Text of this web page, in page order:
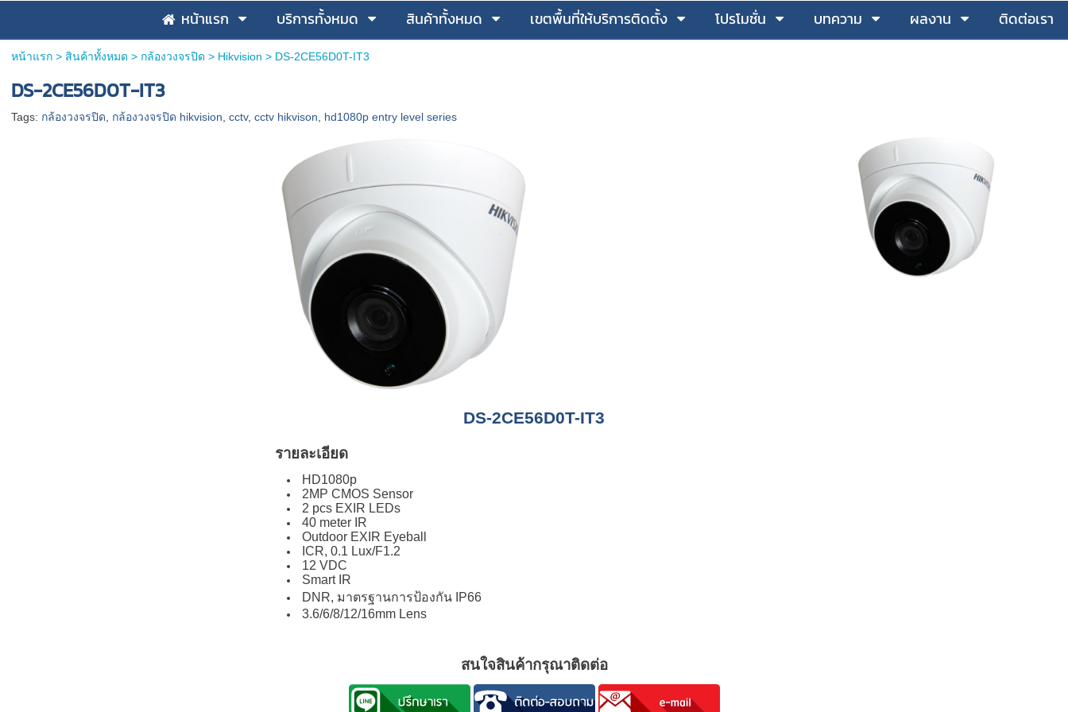
หน้าแรก บริการทั้งหมด สินค้าทั้งหมด เขตพื้นที่ให้บริการติดตั้ง โปรโมชั่น บทความ ผลงาน ติดต่อเรา
หน้าแรก> สินค้าทั้งหมด > กล้องวงจรปิด > Hikvision > DS-2CE56D0T-IT3
DS-2CE56D0T-IT3
Tags: กล้องวงจรปิด กล้องวงจรปิด hikvision cctv, cctv hikvison hd1080p entry level series
DS-2CE56D0T-IT3
รายละเอียด
HD1080p
2MP CMOS Sensor
2 pcs EXIR LEDs
40 meter IR
Outdoor EXIR Eyeball
ICR, 0.1 Lux/F1.2
12 VDC
Smart IR
DNR, มาตรฐานการป้องกัน IP66
3.6/6/8/12/16mm Lens
สนใจสินค้ากรุณาติดต่อ